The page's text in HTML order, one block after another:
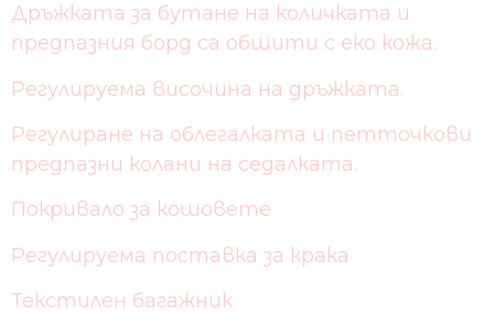
Дръжката за бутане на количката и
предпазния борд са обшити с еко кожа.
Регулируема височина на дръжката.
Регулиране на облегалката и петточкови
предпазни колани на седалката.
Покривалo за кошовете
Регулируема поставка за крака
Текстилен багажник